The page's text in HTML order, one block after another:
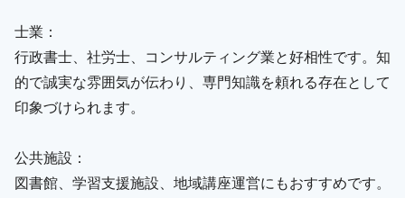
士業：
行政書士、社労士、コンサルティング業と好相性です。知
的で誠実な雰囲気が伝わり、専門知識を頼れる存在として
印象づけられます。
公共施設：
図書館、学習支援施設、地域講座運営にもおすすめです。